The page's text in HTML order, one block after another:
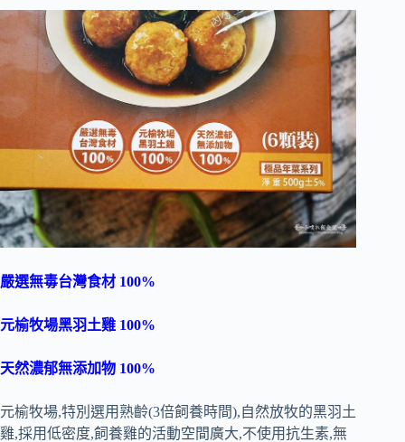
嚴選無毒台灣食材 100%
元榆牧場黑羽土雞 100%
天然濃郁無添加物 100%
元榆牧場,特別選用熟齡(3倍飼養時間),自然放牧的黑羽土
雞,採用低密度,飼養雞的活動空間廣大,不使用抗生素,無